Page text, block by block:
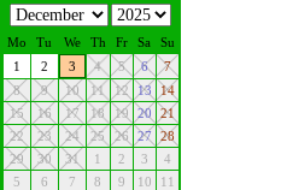
Mo Tu We Th Fr Sa
Su
1
2 3 4 5 6
7
8
9 10 11 12 13
14
15
16 17 18 19 20
21
22
23 24 25 26 27
28
29
30 31 1 2 3
4
5
6 7 8 9 10 11